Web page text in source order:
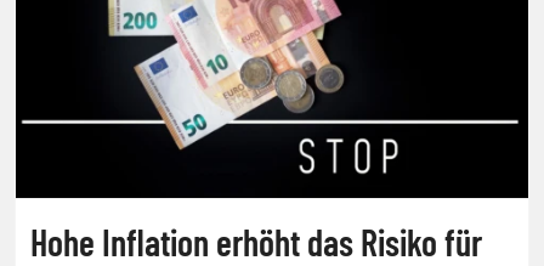
Hohe Inflation erhöht das Risiko für